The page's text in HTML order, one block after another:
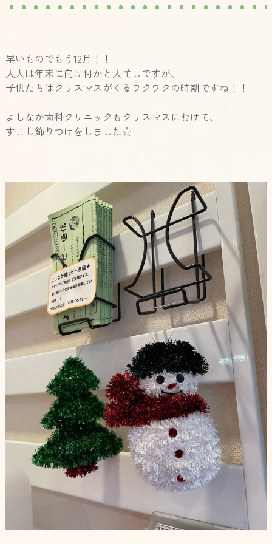
早いものでもう 12月！！
大人は年末に向け何かと大忙しですが、
子供たちはクリスマスがくるワクワクの時期ですね！！
よしなか歯科クリニックもクリスマスにむけて、
すこし飾りつけをしました☆